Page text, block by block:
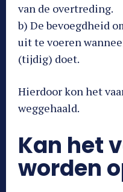
van de overtreding.
b) De bevoegdheid
uit te voeren
(tijdig) doet.
Hierdoor kon het
weggehaald.
Kan het
worden